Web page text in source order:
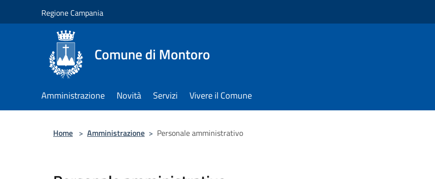
Regione Campania
Comune di Montoro
Amministrazione Novità Servizi Vivere il Comune
Home > Amministrazione > Personale amministrativo